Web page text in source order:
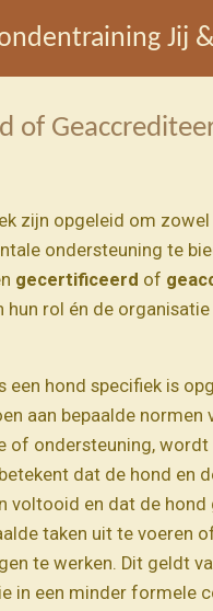
Jij
of
zijn opgeleid om zowel
ondersteuning te
gecertificeerd of
hun rol én de
een hond specifiek is
aan bepaalde normen
of ondersteuning, wordt
dat de hond en
voltooid en dat de hond
taken uit te voeren
te werken. Dit geldt
in een minder formele